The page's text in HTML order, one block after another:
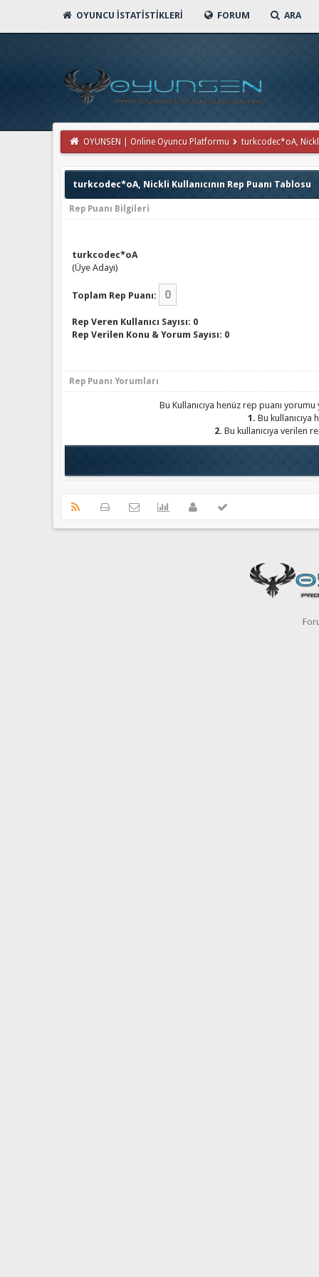
OYUNCU İSTATISTIKLERI FORUM ARA
OYUNSEN | Online Oyuncu Platformu turkcodec*oA,
turkcodec*oA, Nickli Kullanıcının Rep Puanı Tablosu
Rep Puanı Bilgileri
turkcodec*oA
(Üye Adayı)
Toplam Rep Puanı: 0
Rep Veren Kullanıcı Sayısı: 0
Rep Verilen Konu & Yorum Sayısı: 0
Rep Puanı Yorumları
Bu Kullanıcıya henüz rep puanı
1. Bu
2. Bu kullanıcıya verilen